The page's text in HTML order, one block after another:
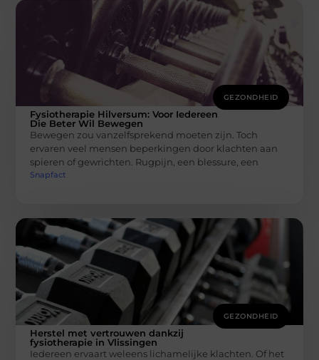
GEZONDHEID
Fysiotherapie Hilversum: Voor Iedereen
Die Beter Wil Bewegen
Bewegen zou vanzelfsprekend moeten zijn. Toch
ervaren veel mensen beperkingen door klachten aan
spieren of gewrichten. Rugpijn, een blessure, een
Snapfact
GEZONDHEID
Herstel met vertrouwen dankzij
fysiotherapie in Vlissingen
Iedereen ervaart weleens lichamelijke klachten. Of het